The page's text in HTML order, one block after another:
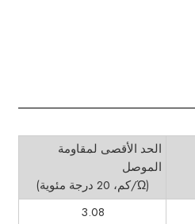
الحد الأقصى لمقاومة
الموصل
(Ώ/كم، 20 درجة مئوية)
3.08